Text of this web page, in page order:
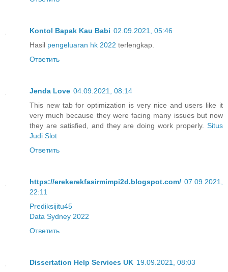
Kontol Bapak Kau Babi 02.09.2021, 05:46
Hasil pengeluaran hk 2022 terlengkap.
Ответить
Jenda Love 04.09.2021, 08:14
This new tab for optimization is very nice and users like it
very much because they were facing many issues but now
they are satisfied, and they are doing work properly. Situs
Judi Slot
Ответить
https://erekerekfasirmimpi2d.blogspot.com/ 07.09.2021,
22:11
Prediksijitu45
Data Sydney 2022
Ответить
Dissertation Help Services UK 19.09.2021, 08:03